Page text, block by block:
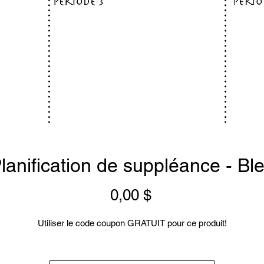
de suppléance -
0,00 $Prix
Utiliser le code coupon GRATUIT pour ce produit!